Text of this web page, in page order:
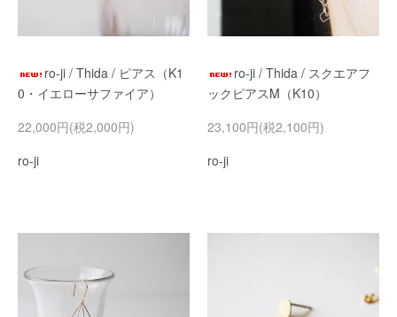
ro-ji / Thida / ピアス（K1
0・イエローサファイア）
22,000円(税2,000円)
ro-ji
ro-ji / Thida / スクエアフ
ックピアスM（K10）
23,100円(税2,100円)
ro-ji